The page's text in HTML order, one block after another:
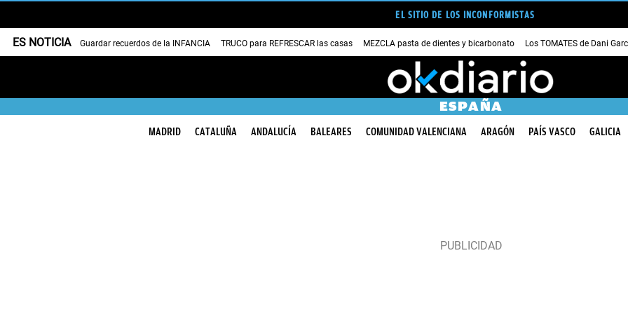
EL SITIO DE LOS INCONFORMISTAS
ES NOTICIA Guardar recuerdos de la INFANCIA TRUCO para REFRESCAR las casas MEZCLA pasta de dientes y bicarbonato Los TOMATES de Dani
ESPAÑA
MADRID CATALUÑA ANDALUCÍA BALEARES COMUNIDAD VALENCIANA ARAGÓN PAÍS VASCO GALICIA